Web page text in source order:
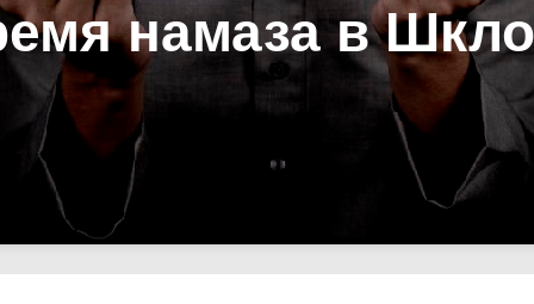
намаза в